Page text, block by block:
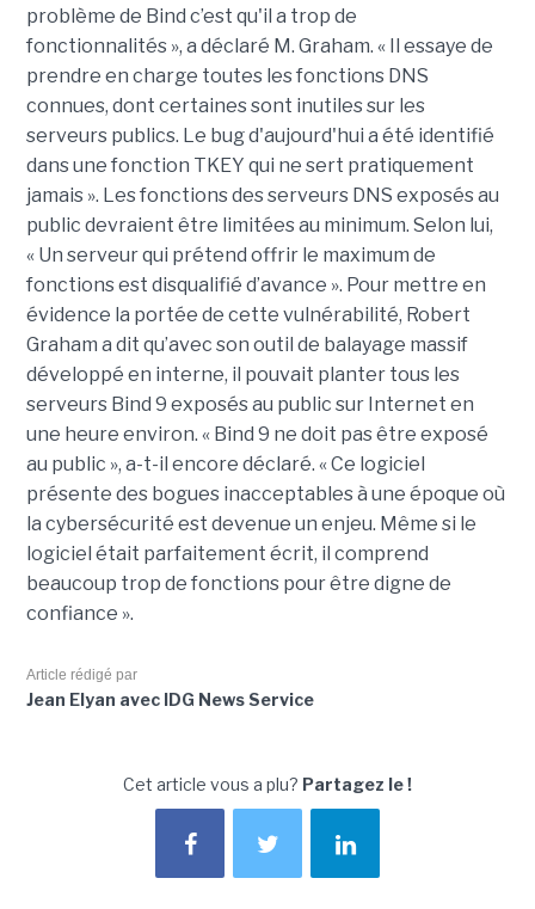
problème de Bind c’est qu'il a trop de
fonctionnalités », a déclaré M. Graham. « Il essaye de
prendre en charge toutes les fonctions DNS
connues, dont certaines sont inutiles sur les
serveurs publics. Le bug d'aujourd'hui a été identifié
dans une fonction TKEY qui ne sert pratiquement
jamais ». Les fonctions des serveurs DNS exposés au
public devraient être limitées au minimum. Selon lui,
« Un serveur qui prétend offrir le maximum de
fonctions est disqualifié d’avance ». Pour mettre en
évidence la portée de cette vulnérabilité, Robert
Graham a dit qu’avec son outil de balayage massif
développé en interne, il pouvait planter tous les
serveurs Bind 9 exposés au public sur Internet en
une heure environ. « Bind 9 ne doit pas être exposé
au public », a-t-il encore déclaré. « Ce logiciel
présente des bogues inacceptables à une époque où
la cybersécurité est devenue un enjeu. Même si le
logiciel était parfaitement écrit, il comprend
beaucoup trop de fonctions pour être digne de
confiance ».
Article rédigé par
Jean Elyan avec IDG News Service
Cet article vous a plu? Partagez le !